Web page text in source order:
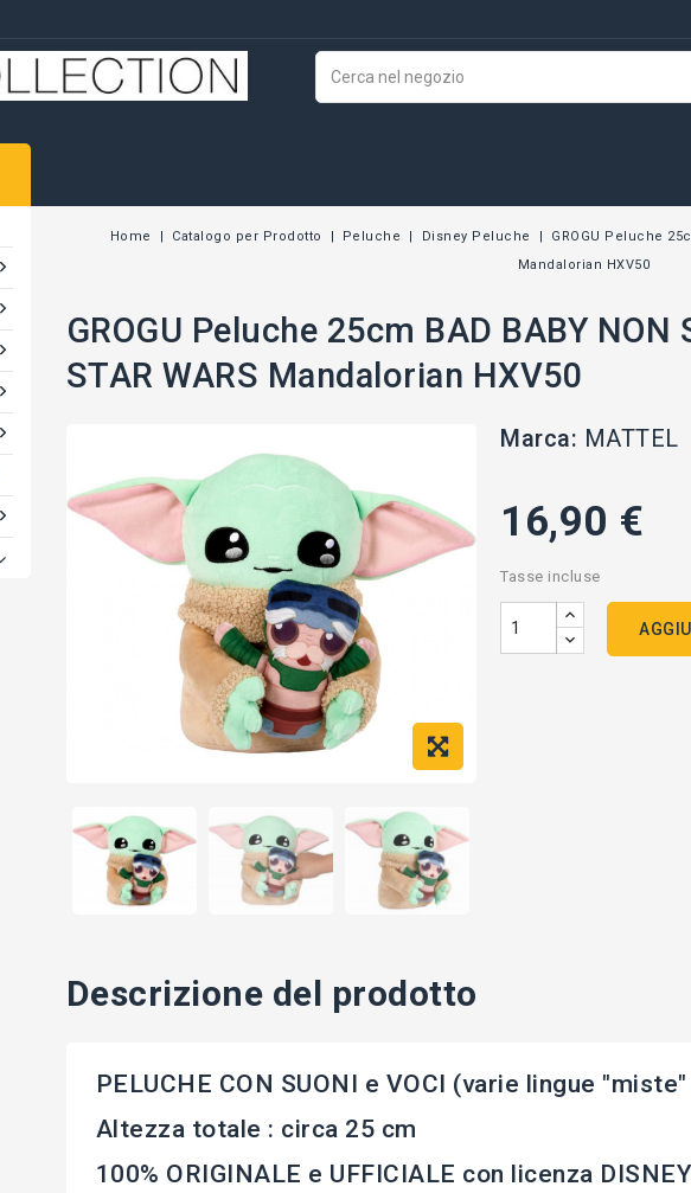
Home Catalogo per Prodotto Peluche Disney Peluche
GROGU Peluche
Mandalorian HXV50
GROGU Peluche 25cm BAD BABY NON
STAR WARS Mandalorian HXV50
Marca: MATTEL
16,90 €
Tasse incluse
Descrizione del prodotto
PELUCHE CON SUONI e VOCI (varie lingue
Altezza totale : circa 25 cm
100% ORIGINALE e UFFICIALE con licenza DISNEY